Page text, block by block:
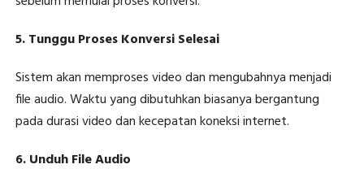
5. Tunggu Proses Konversi Selesai
Sistem akan memproses video dan mengubahnya menjadi
file audio. Waktu yang dibutuhkan biasanya bergantung
pada durasi video dan kecepatan koneksi internet.
6. Unduh File Audio